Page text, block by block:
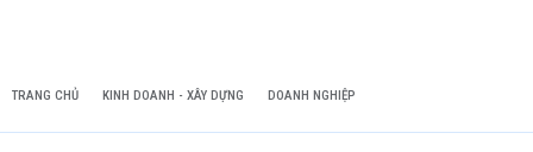
TRANG CHỦ KINH DOANH - XÂY DỰNG DOANH NGHIỆP